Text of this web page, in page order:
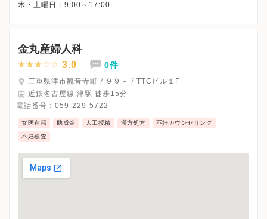
木・土曜日：9:00～17:00
※詳細はクリニックHPを確認、または直接お問い合わせくださ
金丸産婦人科
3.0 0件
三重県津市観音寺町７９９－７TTCビル１F
近鉄名古屋線 津駅 徒歩15分
電話番号： 059-229-5722
女医在籍 助成金 人工授精 漢方処方 不妊カウンセリング
不妊検査